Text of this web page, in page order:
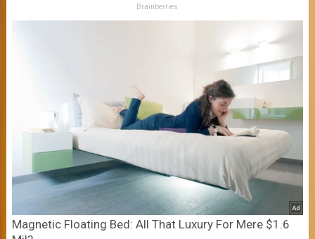
Brainberries
Magnetic Floating Bed: All That Luxury For Mere $1.6